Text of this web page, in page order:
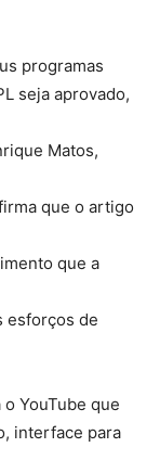
programas
seja aprovado,
Matos,
que o artigo
que a
esforços de
YouTube que
interface para